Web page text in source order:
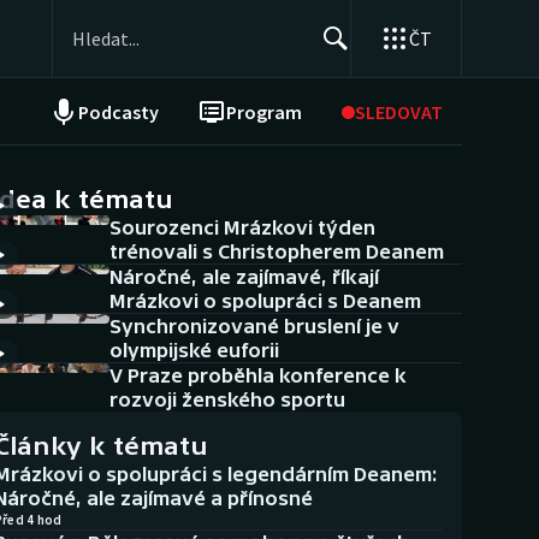
ČT
Podcasty Program SLEDOVAT
NEPŘEHLÉDNĚTE
Historické návraty
Aplikace ČT sport
AZ kvíz
k tématu
Sourozenci Mrázkovi týden
trénovali s Christopherem Deanem
Náročné, ale zajímavé, říkají
Mrázkovi o spolupráci s Deanem
Synchronizované bruslení je v
olympijské euforii
V Praze proběhla konference k
rozvoji ženského sportu
k tématu
o spolupráci s legendárním Deanem:
ale zajímavé a přínosné
4 hod